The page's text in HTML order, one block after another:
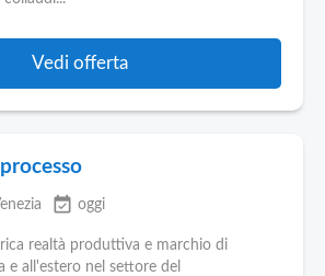
Vedi offerta
event_available oggi
realtà produttiva e marchio di
e all'estero nel settore del